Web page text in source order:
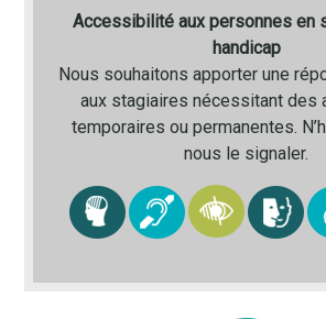
Accessibilité aux personnes en
handicap
Nous souhaitons apporter une
aux stagiaires nécessitant des
temporaires ou permanentes.
nous le signaler.